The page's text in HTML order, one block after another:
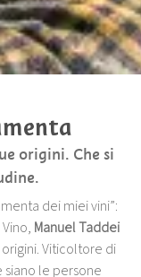
origini. Che si
dei miei vini”:
Manuel Taddei
Viticoltore di
le persone